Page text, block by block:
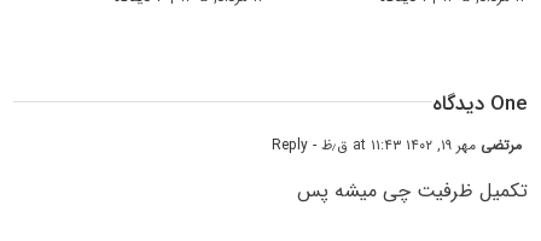
One دیدگاه
مرتضی مهر ۱۹, ۱۴۰۲ at ۱۱:۴۳ ق٫ظ - Reply
تکمیل ظرفیت چی میشه پس